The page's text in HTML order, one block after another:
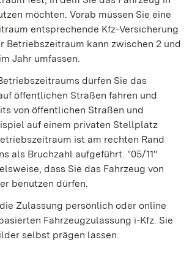
möchten. Vorab müssen Sie eine
entsprechende Kfz-Versicherung
Betriebszeitraum kann zwischen 2 und
Jahr umfassen.
dürfen Sie das
öffentlichen Straßen fahren und
von öffentlichen Straßen und
auf einem privaten Stellplatz
ist am rechten Rand
als Bruchzahl aufgeführt. "05/11"
dass Sie das Fahrzeug von
benutzen dürfen.
Zulassung persönlich oder online
Fahrzeugzulassung i-Kfz. Sie
selbst prägen lassen.